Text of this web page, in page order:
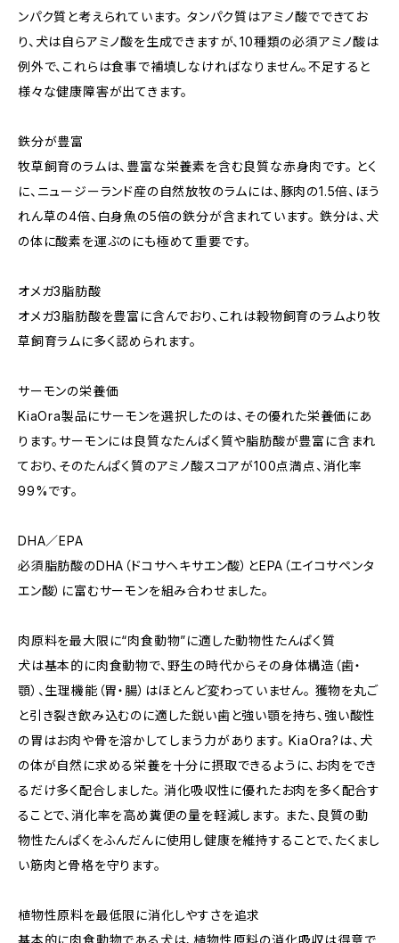
ンパク質と考えられています。 タンパク質はアミノ酸でできてお
り、犬は自らアミノ酸を生成できますが、10種類の必須アミノ酸は
例外で、これらは食事で補填しなければなりません。不足すると
様々な健康障害が出てきます。
鉄分が豊富
牧草飼育のラムは、豊富な栄養素を含む良質な赤身肉です。 とく
に、ニュージーランド産の自然放牧のラムには、豚肉の1.5倍、ほう
れん草の4倍、白身魚の5倍の鉄分が含まれています。 鉄分は、犬
の体に酸素を運ぶのにも極めて重要です。
オメガ3脂肪酸
オメガ3脂肪酸を豊富に含んでおり、これは穀物飼育のラムより牧
草飼育ラムに多く認められます。
サーモンの栄養価
KiaOra製品にサーモンを選択したのは、その優れた栄養価にあ
ります。サーモンには良質なたんぱく質や脂肪酸が豊富に含まれ
ており、そのたんぱく質のアミノ酸スコアが100点満点、消化率
99%です。
DHA／EPA
必須脂肪酸のDHA（ドコサヘキサエン酸）とEPA（エイコサペンタ
エン酸）に富むサーモンを組み合わせました。
肉原料を最大限に“肉食動物”に適した動物性たんぱく質
犬は基本的に肉食動物で、野生の時代からその身体構造（歯・
顎）、生理機能（胃・腸）はほとんど変わっていません。 獲物を丸ご
と引き裂き飲み込むのに適した鋭い歯と強い顎を持ち、強い酸性
の胃はお肉や骨を溶かしてしまう力があります。 KiaOra?は、犬
の体が自然に求める栄養を十分に摂取できるように、お肉をでき
るだけ多く配合しました。 消化吸収性に優れたお肉を多く配合す
ることで、消化率を高め糞便の量を軽減します。 また、良質の動
物性たんぱくをふんだんに使用し健康を維持することで、たくまし
い筋肉と骨格を守ります。
植物性原料を最低限に消化しやすさを追求
基本的に肉食動物である犬は、植物性原料の消化吸収は得意で